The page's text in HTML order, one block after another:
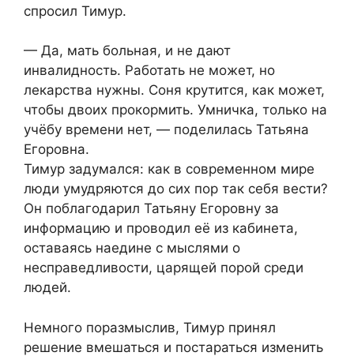
спросил Тимур.
— Да, мать больная, и не дают
инвалидность. Работать не может, но
лекарства нужны. Соня крутится, как может,
чтобы двоих прокормить. Умничка, только на
учёбу времени нет, — поделилась Татьяна
Егоровна.
Тимур задумался: как в современном мире
люди умудряются до сих пор так себя вести?
Он поблагодарил Татьяну Егоровну за
информацию и проводил её из кабинета,
оставаясь наедине с мыслями о
несправедливости, царящей порой среди
людей.
Немного поразмыслив, Тимур принял
решение вмешаться и постараться изменить